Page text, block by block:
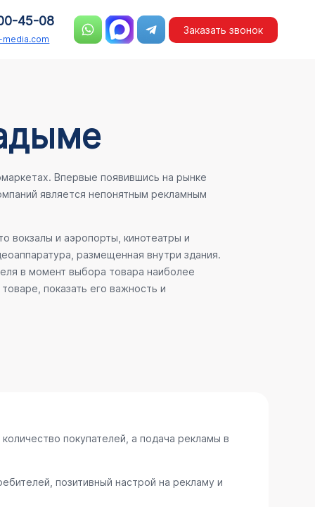
45-08
Заказать звонок
Впервые появившись на рынке
является непонятным рекламным
вокзалы и аэропорты, кинотеатры и
размещенная внутри здания.
в момент выбора товара наиболее
показать его важность и
покупателей, а подача рекламы в
позитивный настрой на рекламу и